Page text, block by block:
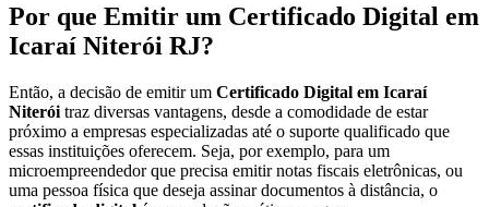
Por que Emitir um Certificado Digital em
Icaraí Niterói RJ?
Então, a decisão de emitir um Certificado Digital em Icaraí
Niterói traz diversas vantagens, desde a comodidade de estar
próximo a empresas especializadas até o suporte qualificado que
essas instituições oferecem. Seja, por exemplo, para um
microempreendedor que precisa emitir notas fiscais eletrônicas, ou
uma pessoa física que deseja assinar documentos à distância, o